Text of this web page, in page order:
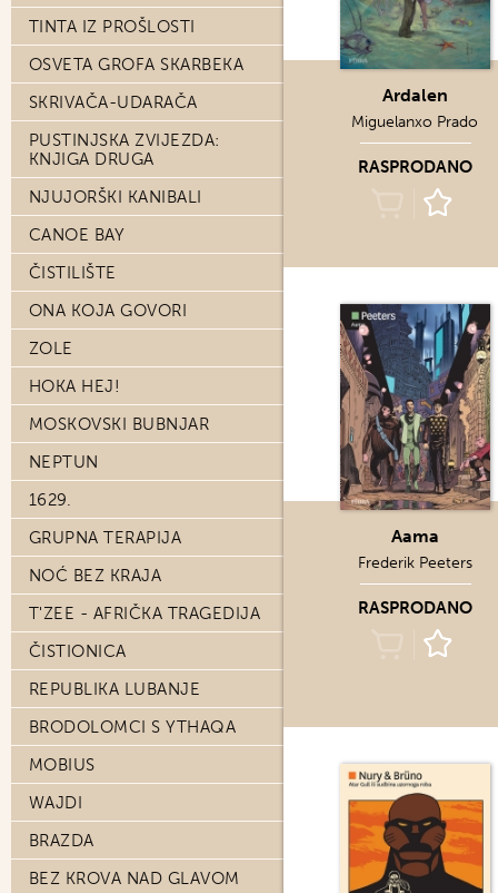
TINTA IZ PROŠLOSTI
OSVETA GROFA SKARBEKA
SKRIVAČA-UDARAČA
PUSTINJSKA ZVIJEZDA:
KNJIGA DRUGA
NJUJORŠKI KANIBALI
CANOE BAY
ČISTILIŠTE
ONA KOJA GOVORI
ZOLE
HOKA HEJ!
MOSKOVSKI BUBNJAR
NEPTUN
1629.
GRUPNA TERAPIJA
NOĆ BEZ KRAJA
T'ZEE - AFRIČKA TRAGEDIJA
ČISTIONICA
REPUBLIKA LUBANJE
BRODOLOMCI S YTHAQA
MOBIUS
WAJDI
BRAZDA
BEZ KROVA NAD GLAVOM
Ardalen
Miguelanxo Prado
RASPRODANO
Aama
Frederik Peeters
RASPRODANO